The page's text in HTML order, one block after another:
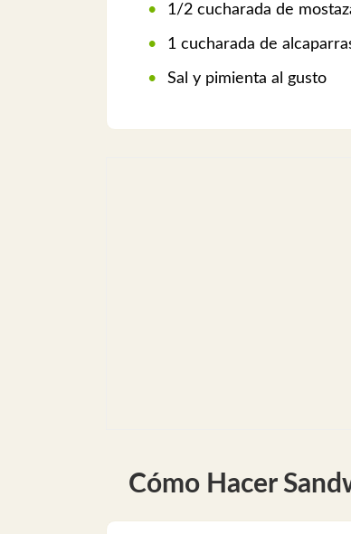
1/2 cucharada de
1 cucharada de
Sal y pimienta al gusto
Cómo Hacer